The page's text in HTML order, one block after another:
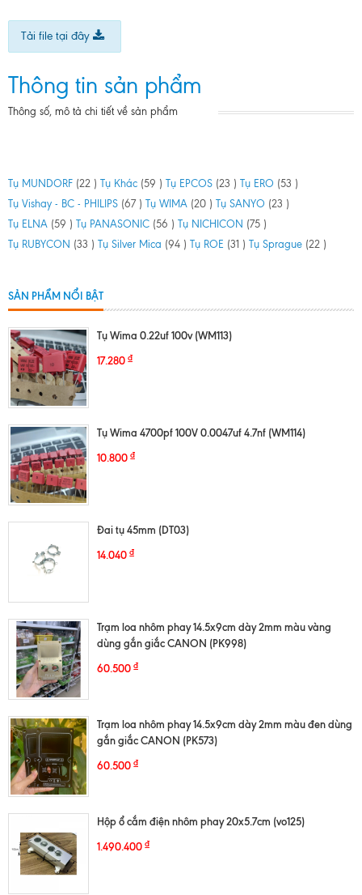
Tải file tại đây
Thông tin sản phẩm
Thông số, mô tả chi tiết về sản phẩm
Tụ MUNDORF (22 ) Tụ Khác (59 ) Tụ EPCOS (23 ) Tụ ERO (53 )
Tụ Vishay - BC - PHILIPS (67 ) Tụ WIMA (20 ) Tụ SANYO (23 )
Tụ ELNA (59 ) Tụ PANASONIC (56 ) Tụ NICHICON (75 )
Tụ RUBYCON (33 ) Tụ Silver Mica (94 ) Tụ ROE (31 ) Tụ Sprague (22 )
SẢN PHẨM NỔI BẬT
Tụ Wima 0.22uf 100v (WM113)
17.280 ₫
Tụ Wima 4700pf 100V 0.0047uf 4.7nf (WM114)
10.800 ₫
Đai tụ 45mm (DT03)
14.040 ₫
Trạm loa nhôm phay 14.5x9cm dày 2mm màu vàng
dùng gắn giắc CANON (PK998)
60.500 ₫
Trạm loa nhôm phay 14.5x9cm dày 2mm màu đen dùng
gắn giắc CANON (PK573)
60.500 ₫
Hộp ổ cắm điện nhôm phay 20x5.7cm (vo125)
1.490.400 ₫